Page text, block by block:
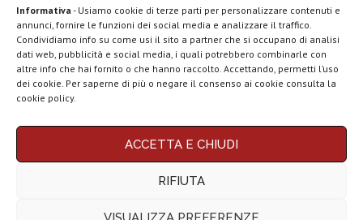
Informativa - Usiamo cookie di terze parti per personalizzare contenuti e
annunci, fornire le funzioni dei social media e analizzare il traffico.
Condividiamo info su come usi il sito a partner che si occupano di analisi
dati web, pubblicità e social media, i quali potrebbero combinarle con
altre info che hai fornito o che hanno raccolto. Accettando, permetti l’uso
dei cookie. Per saperne di più o negare il consenso ai cookie consulta la
cookie policy.
ACCETTA E CHIUDI
RIFIUTA
Chi siamo Contatti Disclaimer Privacy policy
Tech4D di Michele Ingelido- P. IVA 04124050719
Questo blog non rappresenta una testata giornalistica in quanto viene aggiornato
LEGGI ANCHE
Come scaricare
DeepSeek